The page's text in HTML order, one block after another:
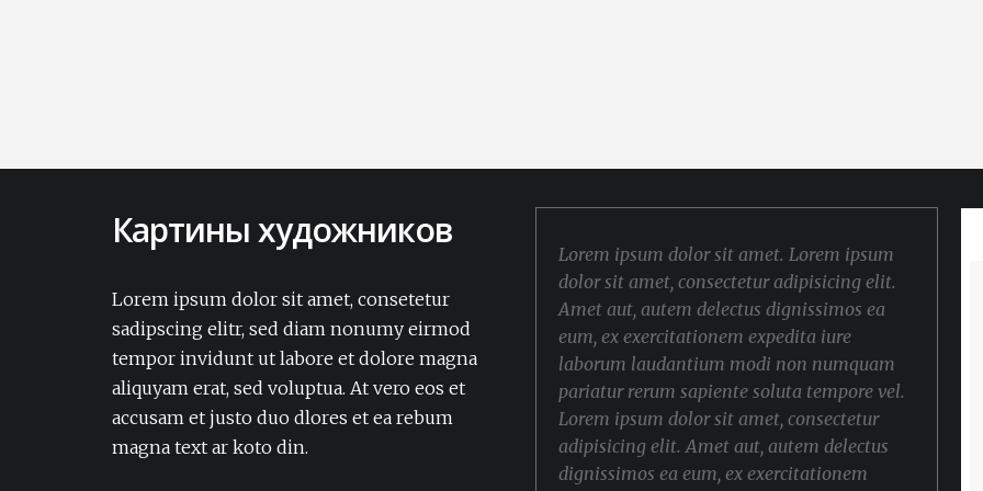
Картины художников
Lorem ipsum dolor sit amet, consetetur
sadipscing elitr, sed diam nonumy eirmod
tempor invidunt ut labore et dolore magna
aliquyam erat, sed voluptua. At vero eos et
accusam et justo duo dlores et ea rebum
magna text ar koto din.
Lorem ipsum dolor sit amet, consectetur
dignissimos ea eum, ex exercitationem
expedita iure laborum laudantium modi
non numquam pariatur rerum sapiente
soluta tempore vel.Lorem ipsum dolor sit
amet, consectetur adipisicing elit. Amet aut,
autem delectus dignissimos ea eum, ex
Lorem ipsum dolor sit amet. Lorem ipsum
dolor sit amet, consectetur adipisicing elit.
Amet aut, autem delectus dignissimos ea
eum, ex exercitationem expedita iure
laborum laudantium modi non numquam
pariatur rerum sapiente soluta tempore vel.
Lorem ipsum dolor sit amet, consectetur
adipisicing elit. Amet aut, autem delectus
dignissimos ea eum, ex exercitationem